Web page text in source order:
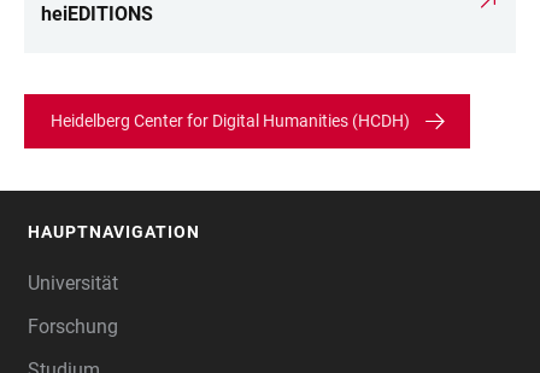
heiEDITIONS
Heidelberg Center for Digital Humanities (HCDH)
HAUPTNAVIGATION
Universität
Forschung